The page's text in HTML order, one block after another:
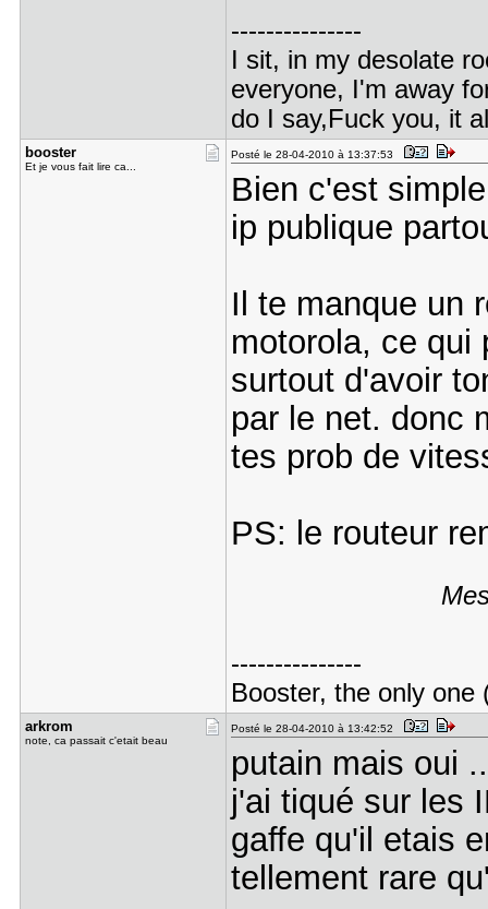
---------------
I sit, in my desolate
everyone, I'm away
do I say,Fuck you, it
booster
Et je vous fait lire ca...
Posté le 28-04-2010 à 13:37:53
Bien c'est
ip publique
Il te manque un
motorola, ce qui
surtout d'avoir
par le net. donc
tes prob de
PS: le routeur
---------------
Booster, the only one
arkrom
note, ca passait c'etait beau
Posté le 28-04-2010 à 13:42:52
putain mais oui
j'ai tiqué sur les
gaffe qu'il etais
tellement rare